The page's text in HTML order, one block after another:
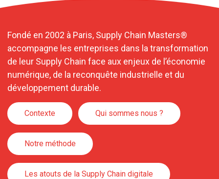
Fondé en 2002 à Paris, Supply Chain Masters®
accompagne les entreprises dans la transformation
de leur Supply Chain face aux enjeux de l’économie
numérique, de la reconquête industrielle et du
développement durable.
Contexte Qui sommes nous ?
Notre méthode
Les atouts de la Supply Chain digitale